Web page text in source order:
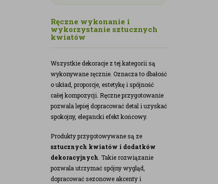
Ręczne wykonanie i
wykorzystanie sztucznych
kwiatów
Wszystkie dekoracje z tej kategorii są
wykonywane ręcznie. Oznacza to dbałość
o układ, proporcje, estetykę i spójność
całej kompozycji. Ręczne przygotowanie
pozwala lepiej dopracować detal i uzyskać
spokojny, elegancki efekt końcowy.
Produkty przygotowywane są ze
sztucznych kwiatów i dodatków
dekoracyjnych . Takie rozwiązanie
pozwala utrzymać spójny wygląd,
dopracować sezonowe akcenty i